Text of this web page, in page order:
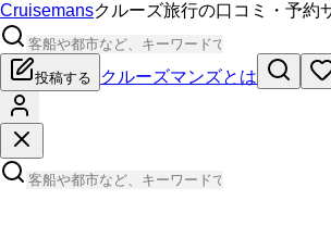
Cruisemansクルーズ旅行の口コミ・予約
投稿する クルーズマンズとは